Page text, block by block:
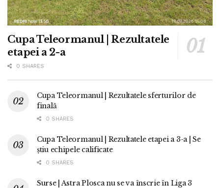
Cupa Teleormanul | Rezultatele
etapei a 2-a
0 SHARES
Cupa Teleormanul | Rezultatele sferturilor de
finală
0 SHARES
Cupa Teleormanul | Rezultatele etapei a 3-a | Se
știu echipele calificate
0 SHARES
Surse | Astra Plosca nu se va înscrie în Liga 3